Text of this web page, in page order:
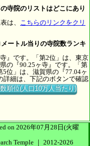
寺院のリストはどこにあり
は、 こちらのリンクをクリ
ートル当りの寺院数ランキ
』です。「第2位」は、東京
の『90.25ヶ寺』です。「第
位」は、滋賀県の『77.04ヶ
詳細は、下記のボタンで確認
順位(人口10万人当たり)
on 2026年07月28日(火曜
Temple ｜ 2012-2026